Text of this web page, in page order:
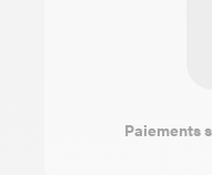
Paiements